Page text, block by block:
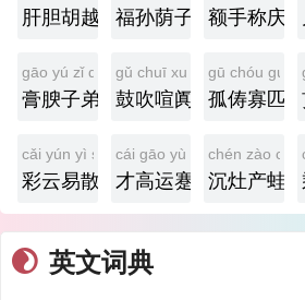
肝胆胡越 福孙荫子 额手称庆
gāo yú zǐ dì
膏腴子弟
gǔ chuī xuān tián
鼓吹喧阗
gū chóu guǎ
孤俦寡匹
cǎi yún yì sàn
彩云易散
cái gāo yùn jiǎn
才高运蹇
chén zào
沉灶产蛙
英文词典